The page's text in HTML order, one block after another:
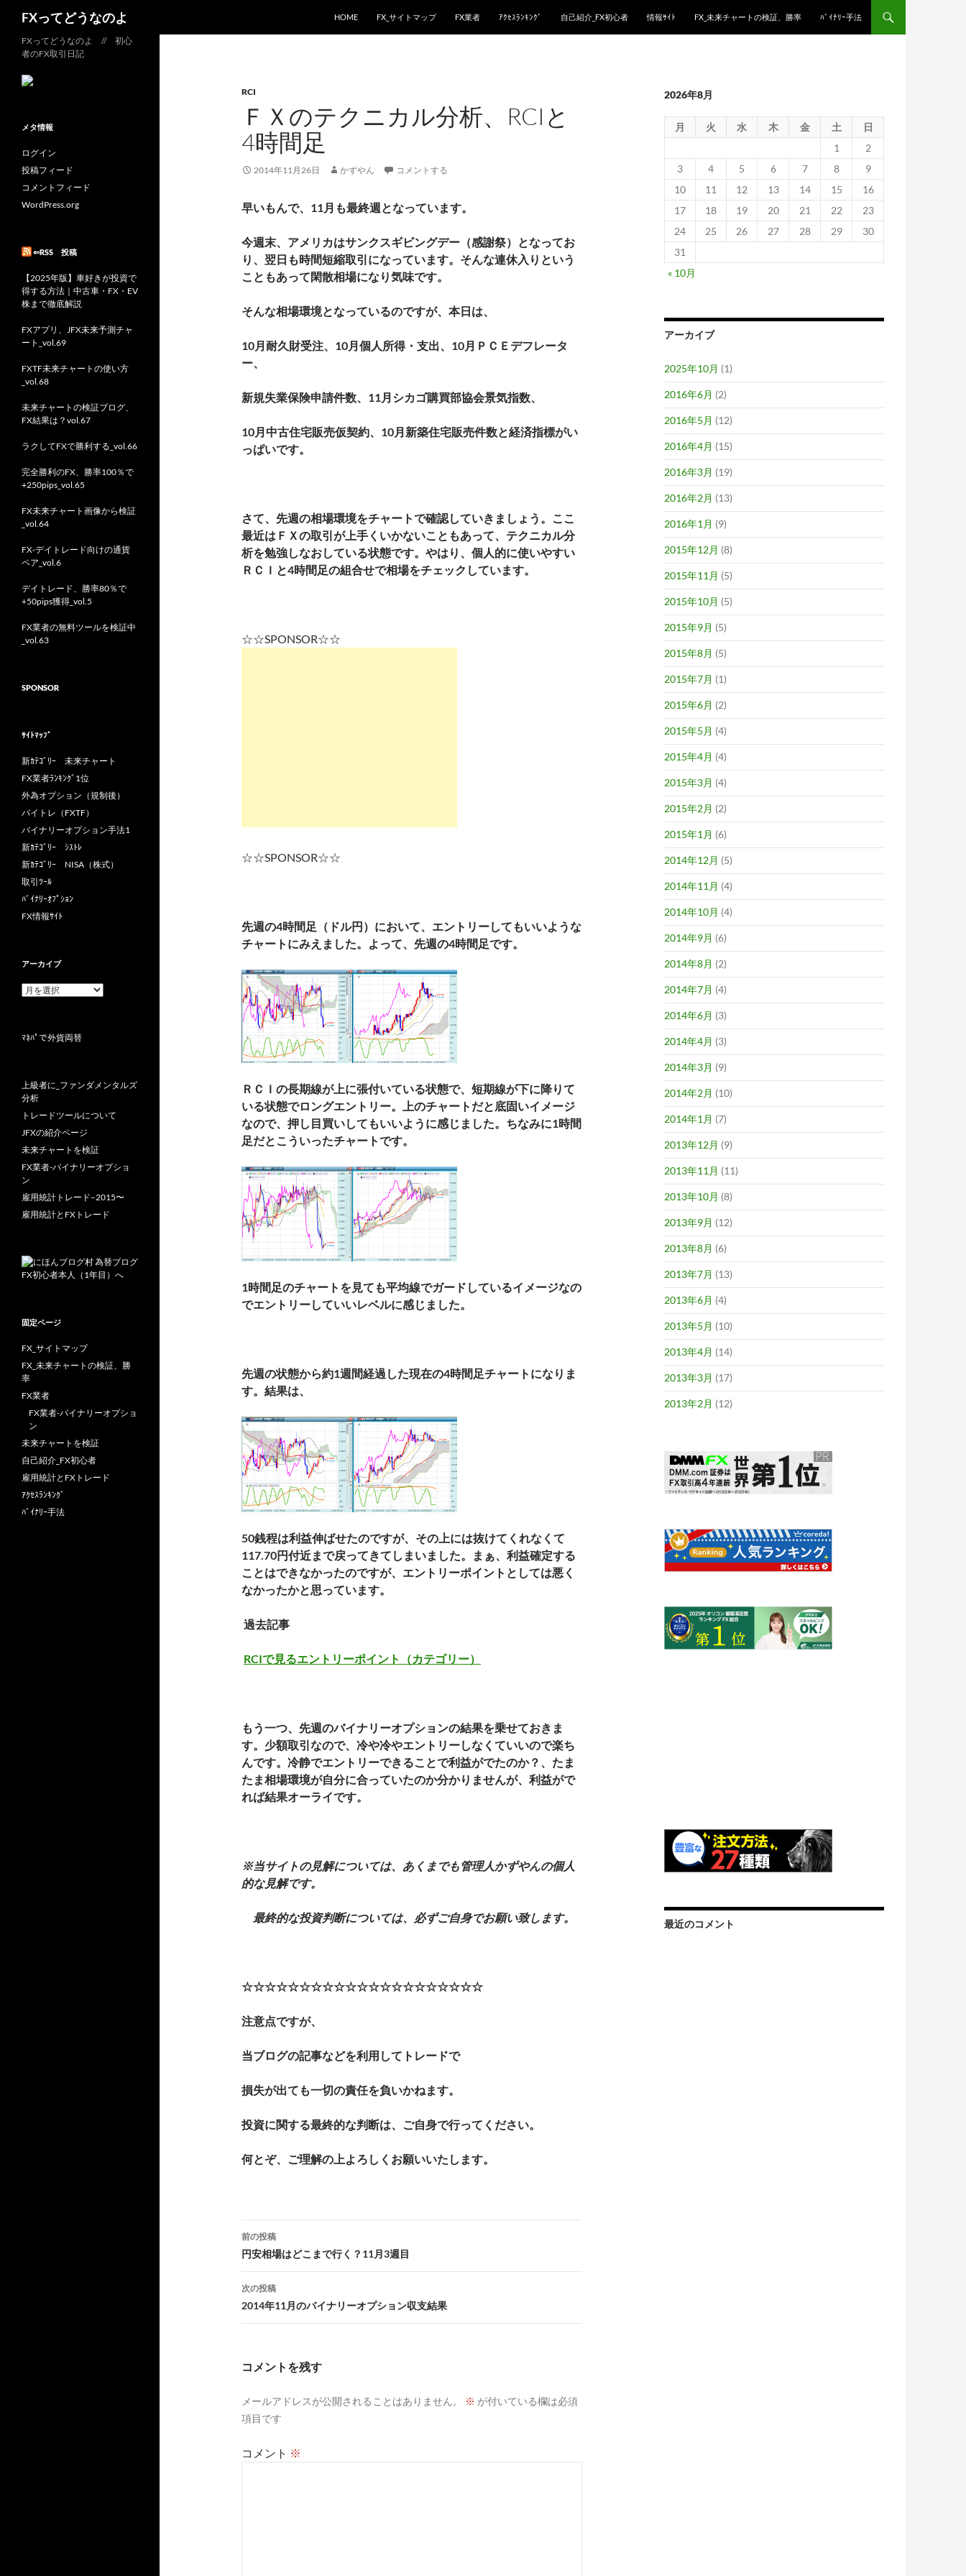
FXってどうなのよ HOME FX_サイトマップ FX業者 ｱｸｾｽﾗﾝｷﾝｸﾞ 自己紹介_FX初心者 情報ｻｲﾄ FX_未来チャートの検証、勝率 ﾊﾞｲﾅﾘｰ手法
RCI
ＦＸのテクニカル分析、RCIと
4時間足
2014年11月26日 かずやん コメントする
早いもんで、11月も最終週となっています。
今週末、アメリカはサンクスギビングデー（感謝祭）となってお
り、翌日も時間短縮取引になっています。そんな連休入りという
こともあって閑散相場になり気味です。
そんな相場環境となっているのですが、本日は、
10月耐久財受注、10月個人所得・支出、10月ＰＣＥデフレータ
ー、
新規失業保険申請件数、11月シカゴ購買部協会景気指数、
10月中古住宅販売仮契約、10月新築住宅販売件数と経済指標がい
っぱいです。
さて、先週の相場環境をチャートで確認していきましょう。ここ
最近はＦＸの取引が上手くいかないこともあって、テクニカル分
析を勉強しなおしている状態です。やはり、個人的に使いやすい
ＲＣＩと4時間足の組合せで相場をチェックしています。
☆☆SPONSOR☆☆
☆☆SPONSOR☆☆
先週の4時間足（ドル円）において、エントリーしてもいいような
チャートにみえました。よって、先週の4時間足です。
ＲＣＩの長期線が上に張付いている状態で、短期線が下に降りて
いる状態でロングエントリー。上のチャートだと底固いイメージ
なので、押し目買いしてもいいように感じました。ちなみに1時間
足だとこういったチャートです。
1時間足のチャートを見ても平均線でガードしているイメージなの
でエントリーしていいレベルに感じました。
先週の状態から約1週間経過した現在の4時間足チャートになりま
す。結果は、
50銭程は利益伸ばせたのですが、その上には抜けてくれなくて
117.70円付近まで戻ってきてしまいました。まぁ、利益確定する
ことはできなかったのですが、エントリーポイントとしては悪く
なかったかと思っています。
過去記事
RCIで見るエントリーポイント（カテゴリー）
もう一つ、先週のバイナリーオプションの結果を乗せておきま
す。少額取引なので、冷や冷やエントリーしなくていいので楽ち
んです。冷静でエントリーできることで利益がでたのか？、たま
たま相場環境が自分に合っていたのか分かりませんが、利益がで
れば結果オーライです。
※当サイトの見解については、あくまでも管理人かずやんの個人
的な見解です。
最終的な投資判断については、必ずご自身でお願い致します。
☆☆☆☆☆☆☆☆☆☆☆☆☆☆☆☆☆☆☆☆☆
注意点ですが、
当ブログの記事などを利用してトレードで
損失が出ても一切の責任を負いかねます。
投資に関する最終的な判断は、ご自身で行ってください。
何とぞ、ご理解の上よろしくお願いいたします。
投
稿
ナ
ビ
ゲ
ョ
前の投稿
円安相場はどこまで行く？11月3週目
次の投稿
2014年11月のバイナリーオプション収支結果
コメントを残す
メールアドレスが公開されることはありません。 ※ が付いている欄は必須
項目です
コメント ※
2026年8月
月 火 水 木 金 土
日
1
2
3
4 5 6 7 8
9
10
11 12 13 14 15
16
17
18 19 20 21 22
23
24
25 26 27 28 29
30
31
« 10月
アーカイブ
2025年10月 (1)
2016年6月 (2)
2016年5月 (12)
2016年4月 (15)
2016年3月 (19)
2016年2月 (13)
2016年1月 (9)
2015年12月 (8)
2015年11月 (5)
2015年10月 (5)
2015年9月 (5)
2015年8月 (5)
2015年7月 (1)
2015年6月 (2)
2015年5月 (4)
2015年4月 (4)
2015年3月 (4)
2015年2月 (2)
2015年1月 (6)
2014年12月 (5)
2014年11月 (4)
2014年10月 (4)
2014年9月 (6)
2014年8月 (2)
2014年7月 (4)
2014年6月 (3)
2014年4月 (3)
2014年3月 (9)
2014年2月 (10)
2014年1月 (7)
2013年12月 (9)
2013年11月 (11)
2013年10月 (8)
2013年9月 (12)
2013年8月 (6)
2013年7月 (13)
2013年6月 (4)
2013年5月 (10)
2013年4月 (14)
2013年3月 (17)
2013年2月 (12)
最近のコメント
FXってどうなのよ // 初心
者のFX取引日記
メタ情報
ログイン
投稿フィード
コメントフィード
WordPress.org
⇐RSS 投稿
【2025年版】車好きが投資で
得する方法｜中古車・FX・EV
株まで徹底解説
FXアプリ、JFX未来予測チャ
ート_vol.69
FXTF未来チャートの使い方
_vol.68
未来チャートの検証ブログ、
FX結果は？vol.67
ラクしてFXで勝利する_vol.66
完全勝利のFX、勝率100％で
+250pips_vol.65
FX未来チャート画像から検証
_vol.64
FX-デイトレード向けの通貨
ペア_vol.6
デイトレード、勝率80％で
+50pips獲得_vol.5
FX業者の無料ツールを検証中
_vol.63
SPONSOR
ｻｲﾄﾏｯﾌﾟ
新ｶﾃｺﾞﾘｰ 未来チャート
FX業者ﾗﾝｷﾝｸﾞ1位
外為オプション（規制後）
バイトレ（FXTF）
バイナリーオプション手法1
新ｶﾃｺﾞﾘｰ ｼｽﾄﾚ
新ｶﾃｺﾞﾘｰ NISA（株式）
取引ﾂｰﾙ
ﾊﾞｲﾅﾘｰｵﾌﾟｼｮﾝ
FX情報ｻｲﾄ
アーカイブ
ア
ブ
ﾏﾈﾊﾟで外貨両替
上級者に_ファンダメンタルズ
分析
トレードツールについて
JFXの紹介ページ
未来チャートを検証
FX業者-バイナリーオプショ
ン
雇用統計トレード–2015〜
雇用統計とFXトレード
固定ページ
FX_サイトマップ
FX_未来チャートの検証、勝
率
FX業者
FX業者-バイナリーオプショ
ン
未来チャートを検証
自己紹介_FX初心者
雇用統計とFXトレード
ｱｸｾｽﾗﾝｷﾝｸﾞ
ﾊﾞｲﾅﾘｰ手法